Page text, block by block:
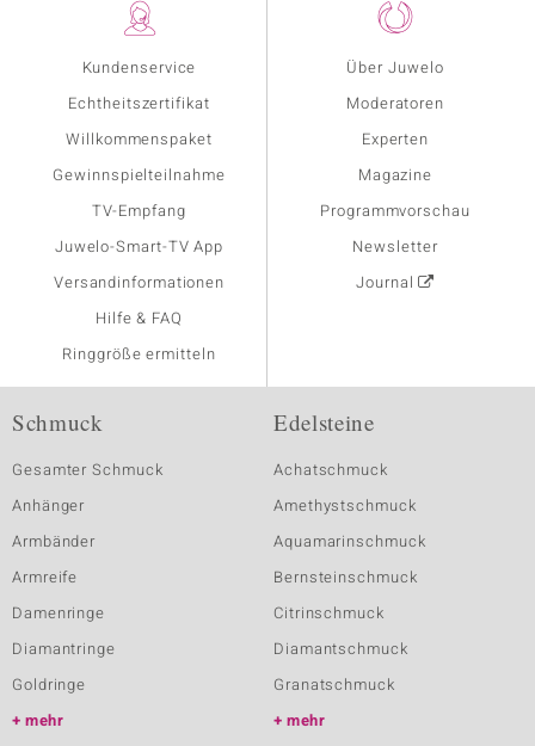
Kundenservice
Echtheitszertifikat
Willkommenspaket
Gewinnspielteilnahme
TV-Empfang
Juwelo-Smart-TV App
Versandinformationen
Hilfe & FAQ
Ringgröße ermitteln
Über Juwelo
Moderatoren
Experten
Magazine
Programmvorschau
Newsletter
Journal
Schmuck
Gesamter Schmuck
Anhänger
Armbänder
Armreife
Damenringe
Diamantringe
Goldringe
mehr
Edelsteine
Achatschmuck
Amethystschmuck
Aquamarinschmuck
Bernsteinschmuck
Citrinschmuck
Diamantschmuck
Granatschmuck
mehr